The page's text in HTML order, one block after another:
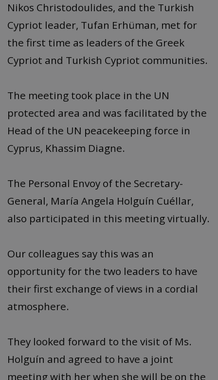
Nikos Christodoulides, and the Turkish
Cypriot leader, Tufan Erhüman, met for
the first time as leaders of the Greek
Cypriot and Turkish Cypriot communities.
The meeting took place in the UN
protected area and was facilitated by the
Head of the UN peacekeeping force in
Cyprus, Khassim Diagne.
The Personal Envoy of the Secretary-
General, María Angela Holguín Cuéllar,
also participated in this meeting virtually.
Our colleagues say this was an
opportunity for the two leaders to have
their first exchange of views in a cordial
atmosphere.
They looked forward to the visit of Ms.
Holguín and agreed to have a joint
meeting with her when she will be on the